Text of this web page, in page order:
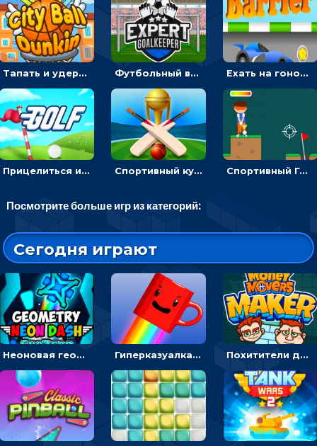
Тапать и удерживать баскетбольный мяч, чтобы попадать в кольца - спортивные Футбольный вратарь: ловить мяч и отражать атаку соперника - спортивные Ехать на гоночной машине, чтобы обходить преграды и собирать звезды - для мальчиков
Прицелиться и выстрелить мячиком для гольфа, чтобы попасть в лунку - спортивные Спортивный кубок по крикету: отражать атаку и ударять по мячику битой Спортивный Гольф-клуб: бить клюшкой по мячу, чтобы попадать в лунку с флажком
Посмотрите больше игр из категорий:
Сегодня играют
Неоновая геометрия: прыгай через препятствия и собирай шары Гиперказуалка Летающая чашка кофе: двигаться и собирать кубики сахара Похитители денег: управляйте друзьями и соберите все мешки с долларами